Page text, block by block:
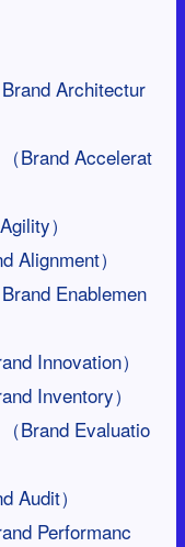
Architectur
Brand Accelerat
）
Alignment）
Enablemen
Innovation）
Inventory）
Brand Evaluatio
Audit）
Performanc